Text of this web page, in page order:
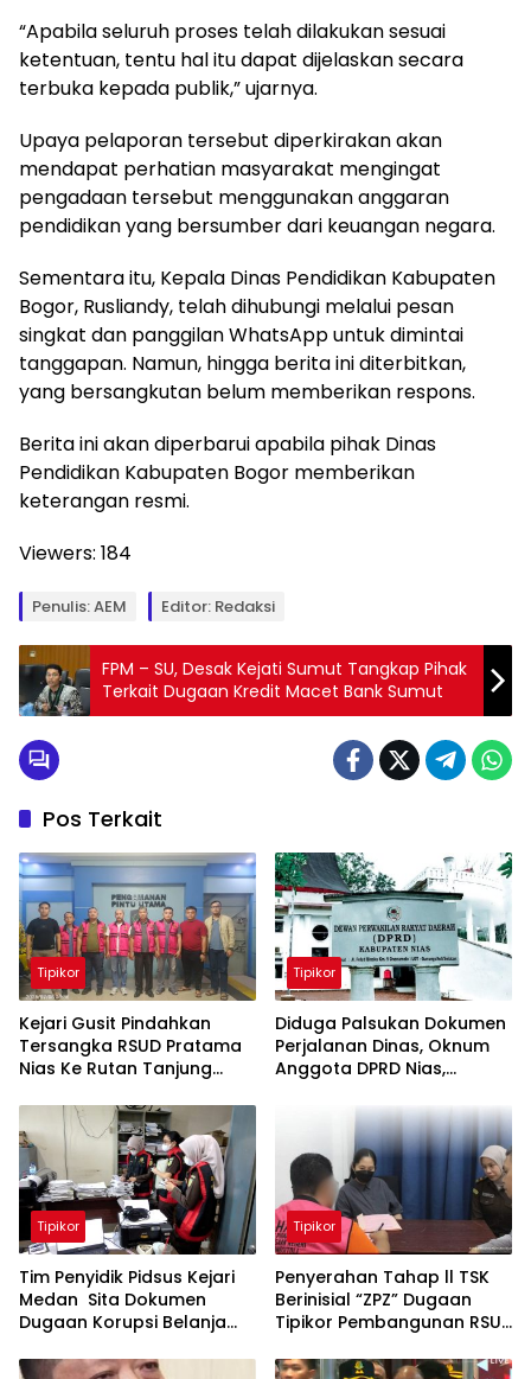
“Apabila seluruh proses telah dilakukan sesuai
ketentuan, tentu hal itu dapat dijelaskan secara
terbuka kepada publik,” ujarnya.
Upaya pelaporan tersebut diperkirakan akan
mendapat perhatian masyarakat mengingat
pengadaan tersebut menggunakan anggaran
pendidikan yang bersumber dari keuangan negara.
Sementara itu, Kepala Dinas Pendidikan Kabupaten
Bogor, Rusliandy, telah dihubungi melalui pesan
singkat dan panggilan WhatsApp untuk dimintai
tanggapan. Namun, hingga berita ini diterbitkan,
yang bersangkutan belum memberikan respons.
Berita ini akan diperbarui apabila pihak Dinas
Pendidikan Kabupaten Bogor memberikan
keterangan resmi.
Viewers: 184
Penulis: AEM Editor: Redaksi
FPM – SU, Desak Kejati Sumut Tangkap Pihak
Terkait Dugaan Kredit Macet Bank Sumut
Pos Terkait
Tipikor
Kejari Gusit Pindahkan
Tersangka RSUD Pratama
Nias Ke Rutan Tanjung
Percepat Proses Hukum
Tipikor
Diduga Palsukan Dokumen
Perjalanan Dinas, Oknum
Anggota DPRD Nias,
Capai Milyaran Rupiah
Tipikor
Tim Penyidik Pidsus Kejari
Medan Sita Dokumen
Dugaan Korupsi Belanja
Tipikor
Penyerahan Tahap ll TSK
Berinisial “ZPZ” Dugaan
Tipikor Pembangunan RSU
2022 Ke JPU